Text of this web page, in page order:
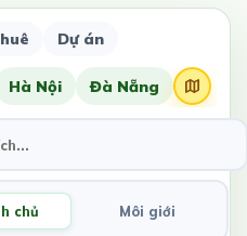
Dự án
Hà Nội Đà Nẵng
chủ Môi giới